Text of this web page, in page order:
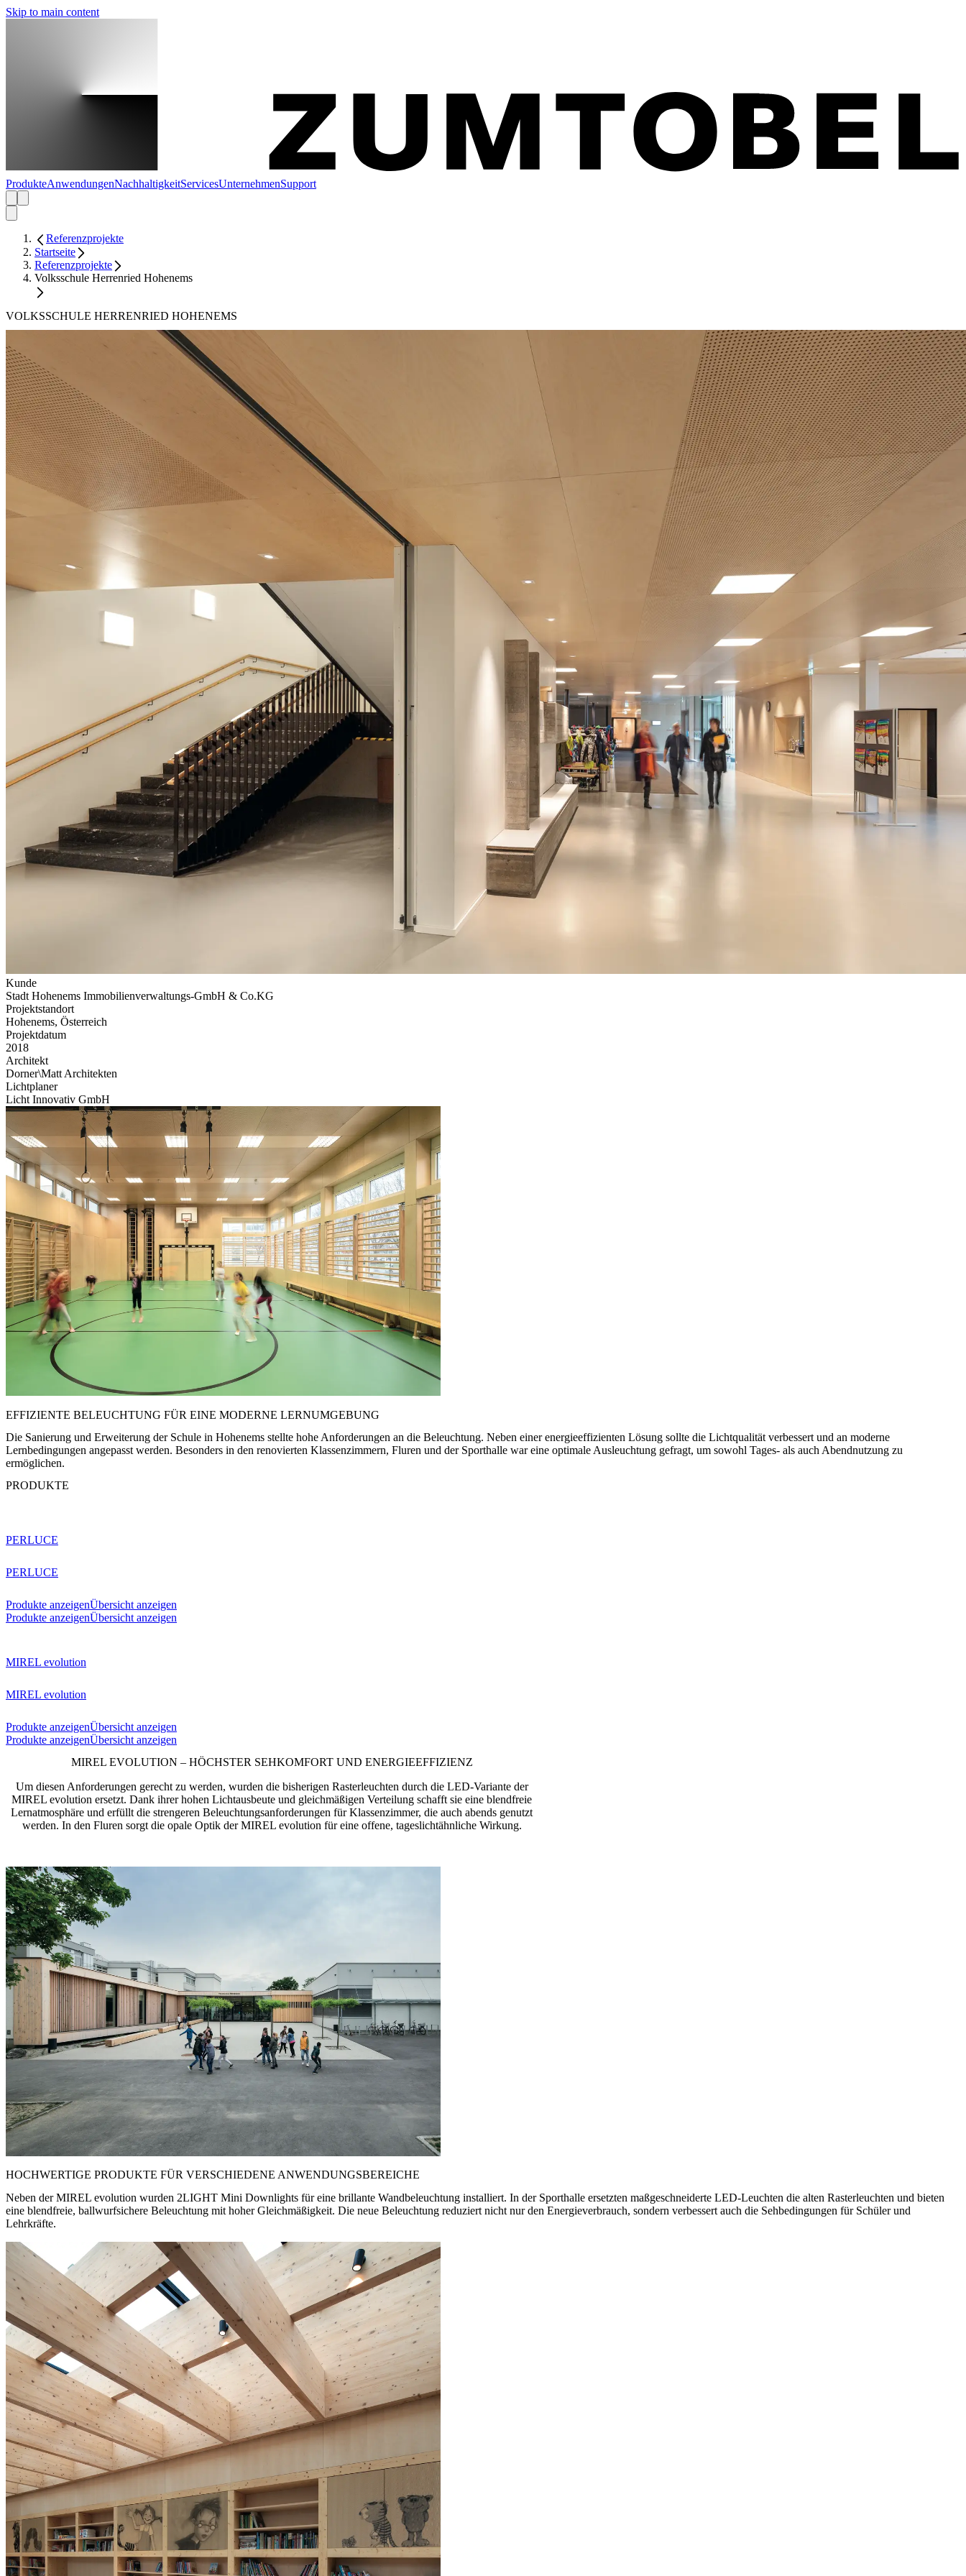
Skip to main content
ProdukteAnwendungenNachhaltigkeitServicesUnternehmenSupport
Referenzprojekte
Startseite
Referenzprojekte
Volksschule Herrenried Hohenems
VOLKSSCHULE HERRENRIED HOHENEMS
Kunde
Stadt Hohenems Immobilienverwaltungs-GmbH & Co.KG
Projektstandort
Hohenems, Österreich
Projektdatum
2018
Architekt
Dorner\Matt Architekten
Lichtplaner
Licht Innovativ GmbH
EFFIZIENTE BELEUCHTUNG FÜR EINE MODERNE LERNUMGEBUNG
Die Sanierung und Erweiterung der Schule in Hohenems stellte hohe Anforderungen an die Beleuchtung. Neben einer energieeffizienten Lösung sollte die Lichtqualität verbessert und an moderne
Lernbedingungen angepasst werden. Besonders in den renovierten Klassenzimmern, Fluren und der Sporthalle war eine optimale Ausleuchtung gefragt, um sowohl Tages- als auch Abendnutzung zu
ermöglichen.
PRODUKTE
PERLUCE
PERLUCE
Produkte anzeigenÜbersicht anzeigen
Produkte anzeigenÜbersicht anzeigen
MIREL evolution
MIREL evolution
Produkte anzeigenÜbersicht anzeigen
Produkte anzeigenÜbersicht anzeigen
MIREL EVOLUTION – HÖCHSTER SEHKOMFORT UND ENERGIEEFFIZIENZ
Um diesen Anforderungen gerecht zu werden, wurden die bisherigen Rasterleuchten durch die LED-Variante der
MIREL evolution ersetzt. Dank ihrer hohen Lichtausbeute und gleichmäßigen Verteilung schafft sie eine blendfreie
Lernatmosphäre und erfüllt die strengeren Beleuchtungsanforderungen für Klassenzimmer, die auch abends genutzt
werden. In den Fluren sorgt die opale Optik der MIREL evolution für eine offene, tageslichtähnliche Wirkung.
HOCHWERTIGE PRODUKTE FÜR VERSCHIEDENE ANWENDUNGSBEREICHE
Neben der MIREL evolution wurden 2LIGHT Mini Downlights für eine brillante Wandbeleuchtung installiert. In der Sporthalle ersetzten maßgeschneiderte LED-Leuchten die alten Rasterleuchten und bieten
eine blendfreie, ballwurfsichere Beleuchtung mit hoher Gleichmäßigkeit. Die neue Beleuchtung reduziert nicht nur den Energieverbrauch, sondern verbessert auch die Sehbedingungen für Schüler und
Lehrkräfte.